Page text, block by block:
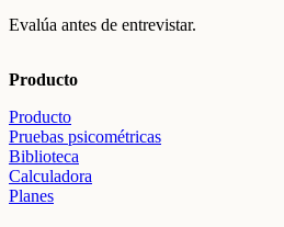
Evalúa antes de entrevistar.
Producto
Producto
Pruebas psicométricas
Biblioteca
Calculadora
Planes